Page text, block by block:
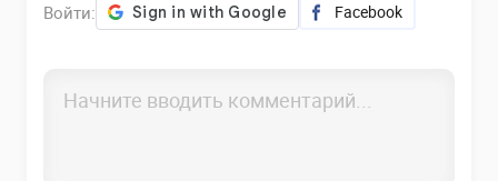
Войти: Facebook